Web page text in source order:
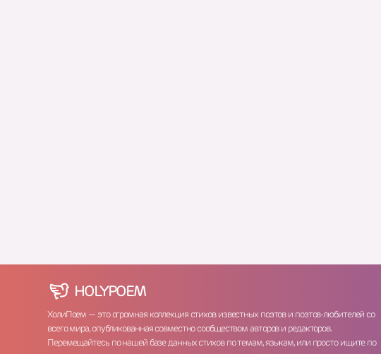
HOLYPOEM
ХолиПоем — это огромная коллекция стихов известных поэтов и поэтов-любителей со
всего мира, опубликованная совместно сообществом авторов и редакторов.
Перемещайтесь по нашей базе данных стихов по темам, языкам, или просто ищите по